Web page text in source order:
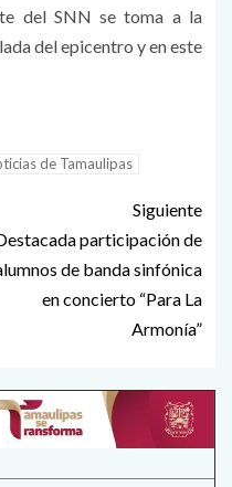
del SNN se toma a la
del epicentro y en este
de Tamaulipas
Siguiente
participación de
de banda sinfónica
en concierto “Para La
Armonía”